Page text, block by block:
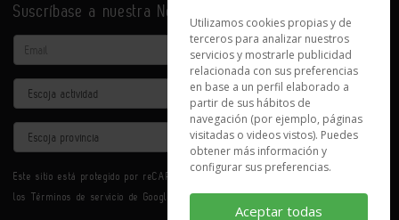
Suscríbase a nuestra Newsletter
Email
Actividad
Provincia
Este sitio está protegido por reCAPTCHA y se aplican la
los Términos de servicio de Google.
Utilizamos cookies propias y de
terceros para analizar nuestros
servicios y mostrarle publicidad
relacionada con sus preferencias
en base a un perfil elaborado a
partir de sus hábitos de
navegación (por ejemplo, páginas
visitadas o videos vistos). Puedes
obtener más información y
configurar sus preferencias.
Aceptar todas